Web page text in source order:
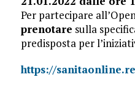
Per partecipare
prenotare sulla
predisposta per
https://